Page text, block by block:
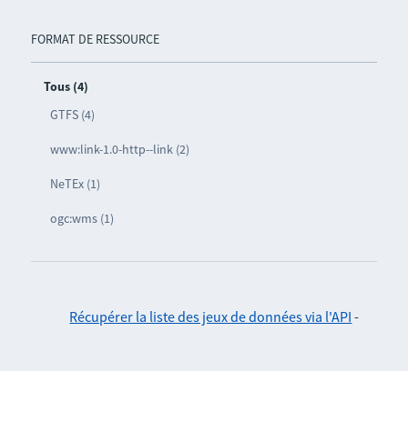
FORMAT DE RESSOURCE
Tous (4)
GTFS (4)
www:link-1.0-http--link (2)
NeTEx (1)
ogc:wms (1)
Récupérer la liste des jeux de données via l'API -